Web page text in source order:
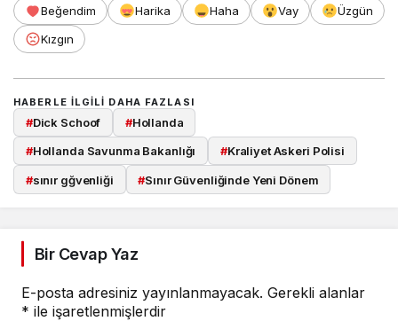
Beğendim Harika Haha Vay
Üzgün
Kızgın
HABERLE ILGILI DAHA FAZLASI
#Dick Schoof #Hollanda
#Hollanda Savunma Bakanlığı #Kraliyet Askeri Polisi
#sınır gğvenliği #Sınır Güvenliğinde Yeni Dönem
Bir Cevap Yaz
E-posta adresiniz yayınlanmayacak. Gerekli alanlar
* ile işaretlenmişlerdir